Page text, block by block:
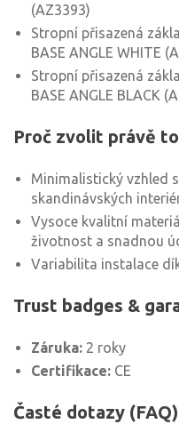
(AZ3393)
Stropní přisazená
BASE ANGLE WHITE
Stropní přisazená
BASE ANGLE BLACK
Proč zvolit právě
Minimalistický vzhled
skandinávských
Vysoce kvalitní
životnost a snadnou
Variabilita instalace
Trust badges &
Záruka: 2 roky
Certifikace: CE
Časté dotazy (FAQ)